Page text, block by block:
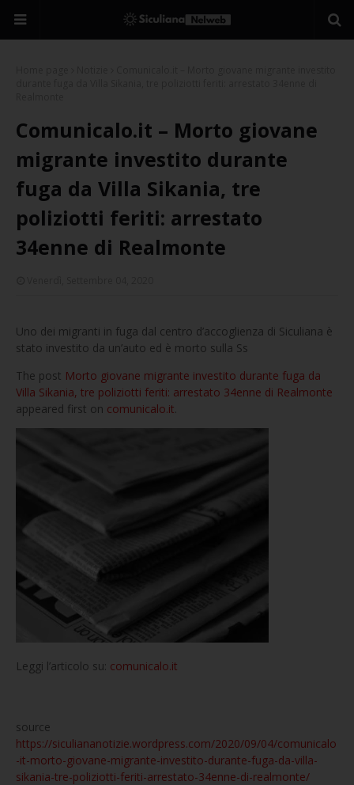
Comunicalo.it – Morto giovane
migrante investito durante
fuga da Villa Sikania, tre
poliziotti feriti: arrestato
34enne di Realmonte
Uno dei migranti in fuga dal centro d’accoglienza di Siculiana è
stato investito da un’auto ed è morto sulla Ss
The post Morto giovane migrante investito durante fuga da
Villa Sikania, tre poliziotti feriti: arrestato 34enne di Realmonte
appeared first on comunicalo.it.
Leggi l’articolo su: comunicalo.it
source
https://siculiananotizie.wordpress.com/2020/09/04/comunicalo
-it-morto-giovane-migrante-investito-durante-fuga-da-villa-
sikania-tre-poliziotti-feriti-arrestato-34enne-di-realmonte/